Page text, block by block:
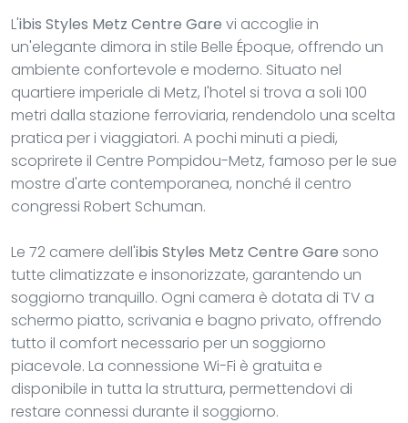
L'ibis Styles Metz Centre Gare vi accoglie in
un'elegante dimora in stile Belle Époque, offrendo un
ambiente confortevole e moderno. Situato nel
quartiere imperiale di Metz, l'hotel si trova a soli 100
metri dalla stazione ferroviaria, rendendolo una scelta
pratica per i viaggiatori. A pochi minuti a piedi,
scoprirete il Centre Pompidou-Metz, famoso per le sue
mostre d'arte contemporanea, nonché il centro
congressi Robert Schuman.
Le 72 camere dell'ibis Styles Metz Centre Gare sono
tutte climatizzate e insonorizzate, garantendo un
soggiorno tranquillo. Ogni camera è dotata di TV a
schermo piatto, scrivania e bagno privato, offrendo
tutto il comfort necessario per un soggiorno
piacevole. La connessione Wi-Fi è gratuita e
disponibile in tutta la struttura, permettendovi di
restare connessi durante il soggiorno.